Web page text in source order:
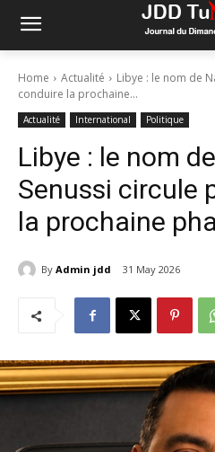
Home Actualité
Libye : le nom de
conduire la prochaine...
Actualité International Politique
Libye : le nom
Senussi circule
la prochaine
By Admin jdd 31 May 2026